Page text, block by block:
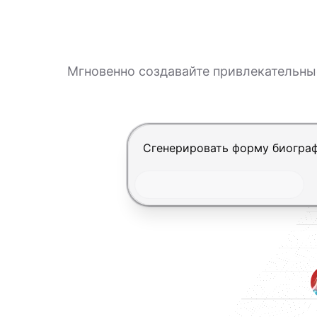
Мгновенно создавайте
Нажмите Enter, чтобы